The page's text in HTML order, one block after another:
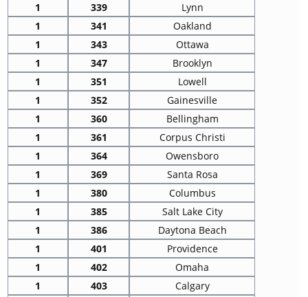
1
339
Lynn
1
341
Oakland
1
343
Ottawa
1
347
Brooklyn
1
351
Lowell
1
352
Gainesville
1
360
Bellingham
1
361
Corpus Christi
1
364
Owensboro
1
369
Santa Rosa
1
380
Columbus
1
385
Salt Lake City
1
386
Daytona Beach
1
401
Providence
1
402
Omaha
1
403
Calgary